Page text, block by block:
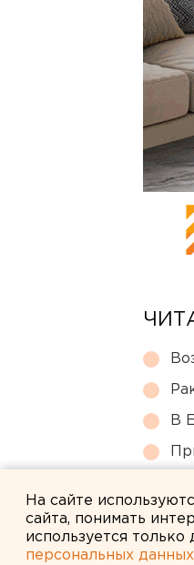
В
На сайте
сайта, понимать
используется
персональных данных